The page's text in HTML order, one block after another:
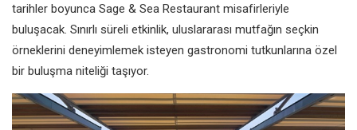
tarihler boyunca Sage & Sea Restaurant misafirleriyle
buluşacak. Sınırlı süreli etkinlik, uluslararası mutfağın seçkin
örneklerini deneyimlemek isteyen gastronomi tutkunlarına özel
bir buluşma niteliği taşıyor.